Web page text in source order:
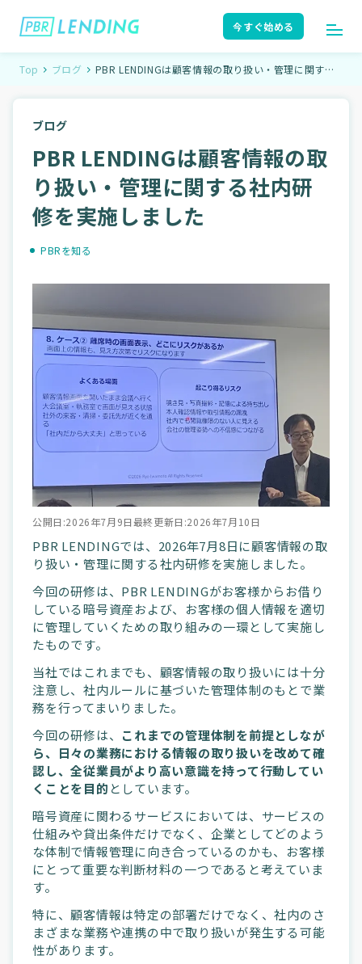
今すぐ始める
はじめての方へ ユーザーガイド
サポート
お知らせ ニュースリリース
ブログ
ご利用中のお客様
セキュリティ
企業情報 キャリア採用 規約・ポリシー お問い合わせ
Top ブログ
PBR LENDINGは顧客情報の取り扱い・管理に関する
ブログ
PBR LENDINGは顧客情報の取
り扱い・管理に関する社内研
修を実施しました
PBRを知る
公開日:2026年7月9日最終更新日:2026年7月10日
PBR LENDINGでは、2026年7月8日に顧客情報の取
り扱い・管理に関する社内研修を実施しました。
今回の研修は、PBR LENDINGがお客様からお借り
している暗号資産および、お客様の個人情報を適切
に管理していくための取り組みの一環として実施し
たものです。
当社ではこれまでも、顧客情報の取り扱いには十分
注意し、社内ルールに基づいた管理体制のもとで業
務を行ってまいりました。
今回の研修は、 これまでの管理体制を前提としなが
ら、日々の業務における情報の取り扱いを改めて確
認し、全従業員がより高い意識を持って行動してい
くことを目的 としています。
暗号資産に関わるサービスにおいては、サービスの
仕組みや貸出条件だけでなく、企業としてどのよう
な体制で情報管理に向き合っているのかも、お客様
にとって重要な判断材料の一つであると考えていま
す。
特に、顧客情報は特定の部署だけでなく、社内のさ
まざまな業務や連携の中で取り扱いが発生する可能
性があります。